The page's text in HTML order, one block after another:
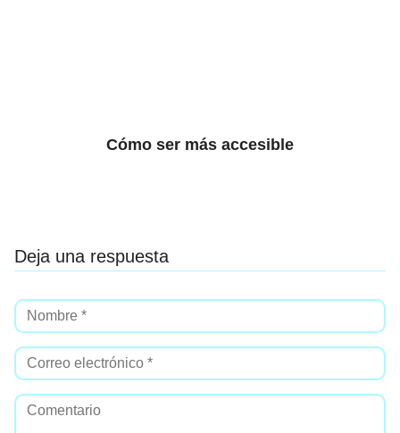
Cómo ser más accesible
Deja una respuesta